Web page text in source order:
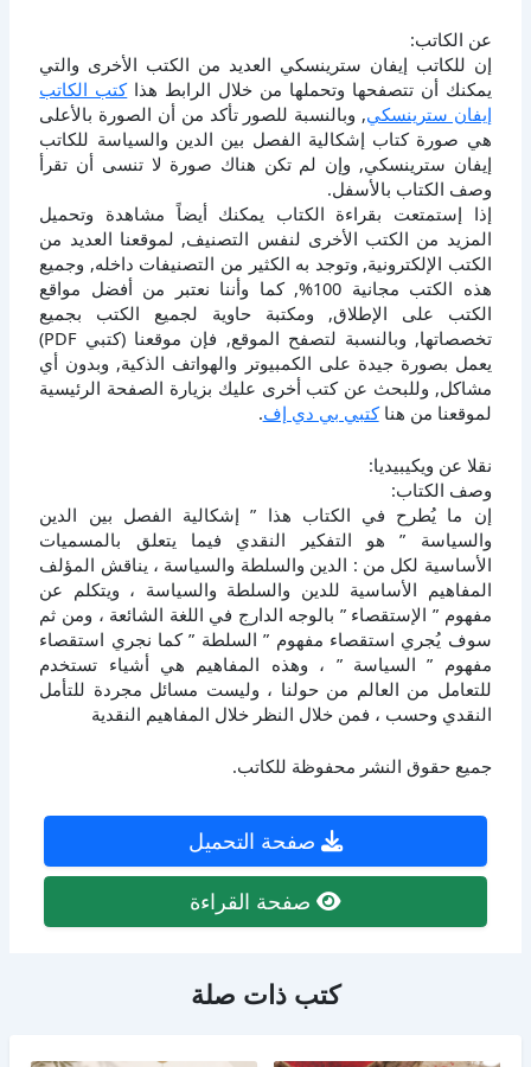
عن الكاتب:
إن للكاتب إيفان سترينسكي العديد من الكتب الأخرى والتي
يمكنك أن تتصفحها وتحملها من خلال الرابط هذاكتب الكاتب
إيفان سترينسكي, وبالنسبة للصور تأكد من أن الصورة بالأعلى
هي صورة كتاب إشكالية الفصل بين الدين والسياسة للكاتب
إيفان سترينسكي, وإن لم تكن هناك صورة لا تنسى أن تقرأ
وصف الكتاب بالأسفل.
إذا إستمتعت بقراءة الكتاب يمكنك أيضاً مشاهدة وتحميل
المزيد من الكتب الأخرى لنفس التصنيف, لموقعنا العديد من
الكتب الإلكترونية, وتوجد به الكثير من التصنيفات داخله, وجميع
هذه الكتب مجانية 100%, كما وأننا نعتبر من أفضل مواقع
الكتب على الإطلاق, ومكتبة حاوية لجميع الكتب بجميع
تخصصاتها, وبالنسبة لتصفح الموقع, فإن موقعنا (كتبي PDF)
يعمل بصورة جيدة على الكمبيوتر والهواتف الذكية, وبدون أي
مشاكل, وللبحث عن كتب أخرى عليك بزيارة الصفحة الرئيسية
لموقعنا من هناكتبي بي دي إف.
نقلا عن ويكيبيديا:
وصف الكتاب:
إن ما يُطرح في الكتاب هذا ” إشكالية الفصل بين الدين
والسياسة ” هو التفكير النقدي فيما يتعلق بالمسميات
الأساسية لكل من : الدين والسلطة والسياسة ، يناقش المؤلف
المفاهيم الأساسية للدين والسلطة والسياسة ، ويتكلم عن
مفهوم ” الإستقصاء ” بالوجه الدارج في اللغة الشائعة ، ومن ثم
سوف يُجري استقصاء مفهوم ” السلطة ” كما نجري استقصاء
مفهوم ” السياسة ” ، وهذه المفاهيم هي أشياء تستخدم
للتعامل من العالم من حولنا ، وليست مسائل مجردة للتأمل
النقدي وحسب ، فمن خلال النظر خلال المفاهيم النقدية
جميع حقوق النشر محفوظة للكاتب.
صفحة التحميل
صفحة القراءة
كتب ذات صلة